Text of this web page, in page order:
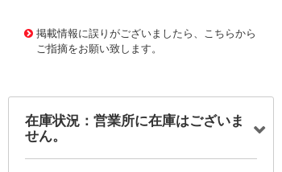
掲載情報に誤りがございましたら、こちらから
ご指摘をお願い致します。
在庫状況：営業所に在庫はございま
せん。